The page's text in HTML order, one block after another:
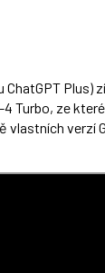
ChatGPT
Turbo, ze
verzí